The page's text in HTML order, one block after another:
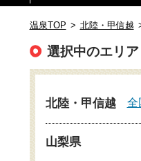
温泉TOP > 北陸・甲信越
選択中のエリア
北陸・甲信越 全
山梨県